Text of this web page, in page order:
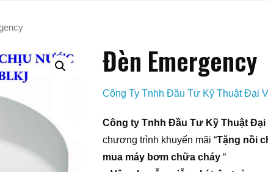
Đèn Emergency
Công Ty Tnhh Đầu Tư Kỹ Thuật Đại
Công ty Tnhh Đầu Tư Kỹ Thuật Đại
chương trình khuyến mãi “Tặng nồi
mua máy bơm chữa cháy “